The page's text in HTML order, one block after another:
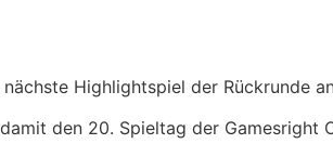
Highlightspiel der Rückrunde
den 20. Spieltag der Gamesright